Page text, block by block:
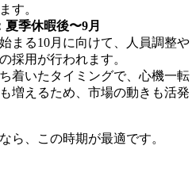
す。
夏季休暇後〜9月
まる10月に向けて、人員調整や
採用が行われます。
着いたタイミングで、心機一転
増えるため、市場の動きも活発
ら、この時期が最適です。